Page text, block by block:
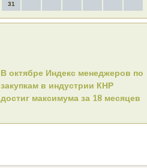
31
В октябре Индекс менеджеров по
закупкам в индустрии КНР
достиг максимума за 18 месяцев